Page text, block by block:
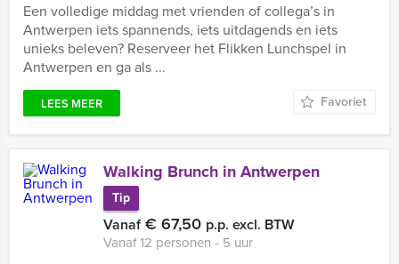
Een volledige middag met vrienden of collega’s in
Antwerpen iets spannends, iets uitdagends en iets
unieks beleven? Reserveer het Flikken Lunchspel in
Antwerpen en ga als ...
LEES MEER Favoriet
Walking Brunch in Antwerpen
Tip
Vanaf€ 67,50 p.p. excl. BTW
Vanaf 12 personen ‐ 5 uur